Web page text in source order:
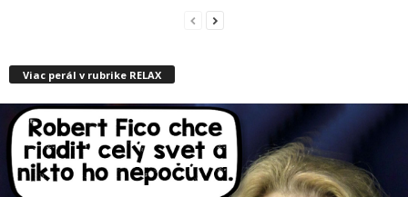
Viac perál v rubrike RELAX